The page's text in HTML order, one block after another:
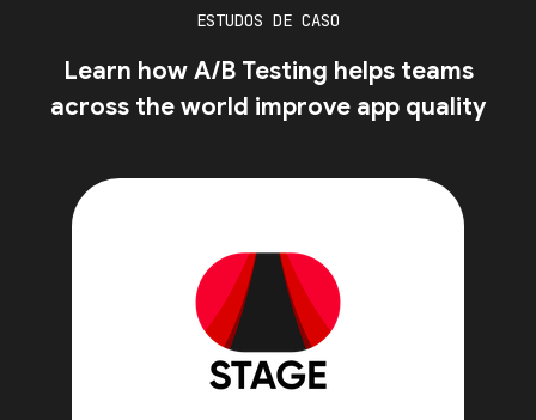
ESTUDOS DE CASO
Learn how A/B Testing helps teams
across the world improve app quality